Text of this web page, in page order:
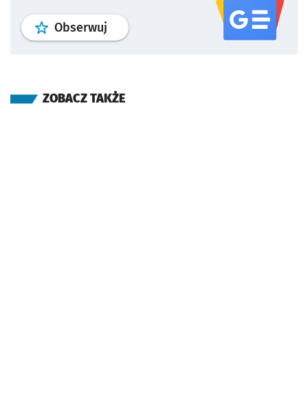
Obserwuj profil serwisu
ZOBACZ TAKŻE